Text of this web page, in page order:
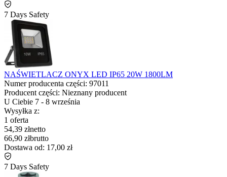
7 Days Safety
NAŚWIETLACZ ONYX LED IP65 20W 1800LM
Numer producenta części: 97011
Producent części: Nieznany producent
U Ciebie 7 - 8 września
Wysyłka z:
1 oferta
54,39 złnetto
66,90 złbrutto
Dostawa od: 17,00 zł
7 Days Safety